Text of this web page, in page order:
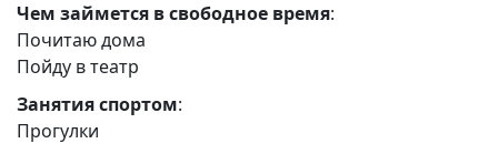
Чем займется в свободное время:
Почитаю дома
Пойду в театр
Занятия спортом:
Прогулки